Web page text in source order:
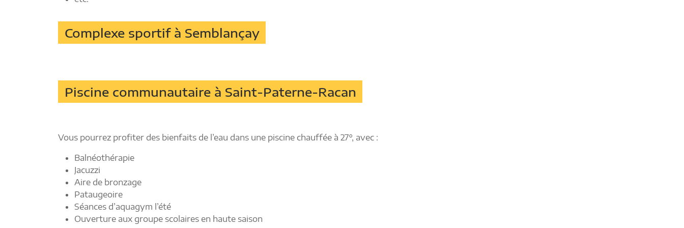
Complexe sportif à Semblançay
Piscine communautaire à Saint-Paterne-Racan
Vous pourrez profiter des bienfaits de l’eau dans une piscine chauffée à 27°, avec :
Balnéothérapie
Jacuzzi
Aire de bronzage
Pataugeoire
Séances d’aquagym l’été
Ouverture aux groupe scolaires en haute saison